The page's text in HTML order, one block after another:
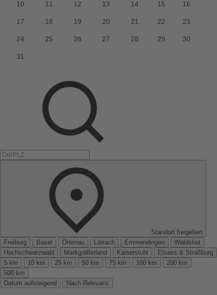
Standort freigeben
Freiburg
Basel Ortenau Lörrach Emmendingen
Waldshut
Hochschwarzwald
Markgräflerland Kaiserstuhl
Elsass & Straßburg
5 km
10 km 25 km 50 km 75 km 100 km
200 km
500 km
Datum aufsteigend
Nach Relevanz